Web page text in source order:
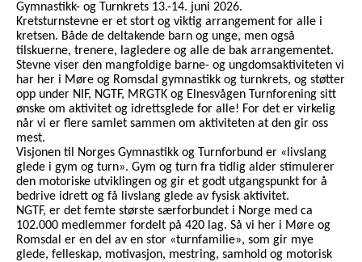
Gymnastikk- og Turnkrets 13.-14. juni 2026.
Kretsturnstevne er et stort og viktig arrangement for alle i
kretsen. Både de deltakende barn og unge, men også
tilskuerne, trenere, lagledere og alle de bak arrangementet.
Stevne viser den mangfoldige barne- og ungdomsaktiviteten vi
har her i Møre og Romsdal gymnastikk og turnkrets, og støtter
opp under NIF, NGTF, MRGTK og Elnesvågen Turnforening sitt
ønske om aktivitet og idrettsglede for alle! For det er virkelig
når vi er flere samlet sammen om aktiviteten at den gir oss
mest.
Visjonen til Norges Gymnastikk og Turnforbund er «livslang
glede i gym og turn». Gym og turn fra tidlig alder stimulerer
den motoriske utviklingen og gir et godt utgangspunkt for å
bedrive idrett og få livslang glede av fysisk aktivitet.
NGTF, er det femte største særforbundet i Norge med ca
102.000 medlemmer fordelt på 420 lag. Så vi her i Møre og
Romsdal er en del av en stor «turnfamilie», som gir mye
glede, felleskap, motivasjon, mestring, samhold og motorisk